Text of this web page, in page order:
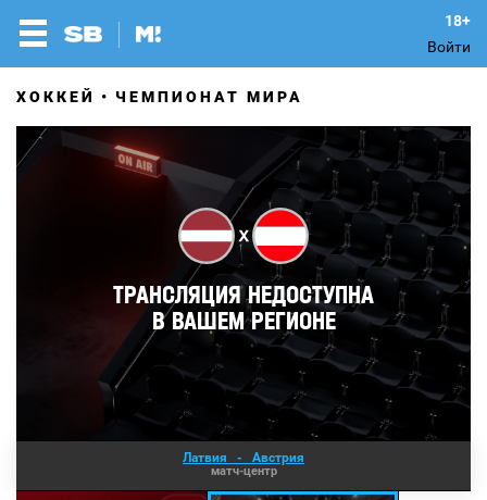
Войти
ХОККЕЙ ЧЕМПИОНАТ МИРА
Латвия - Австрия
матч-центр